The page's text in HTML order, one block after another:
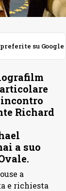
su Google
Richard
a suo
a
e richiesta